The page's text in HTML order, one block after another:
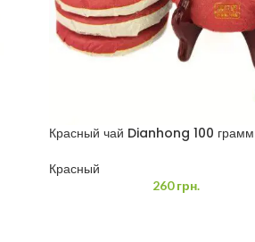
Красный чай Dianhong 100 грамм
Красный
260грн.